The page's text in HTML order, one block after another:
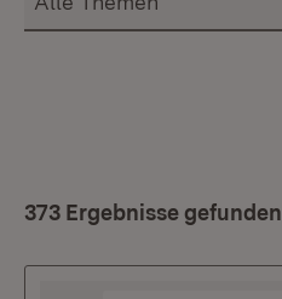
373 Ergebnisse gefunden